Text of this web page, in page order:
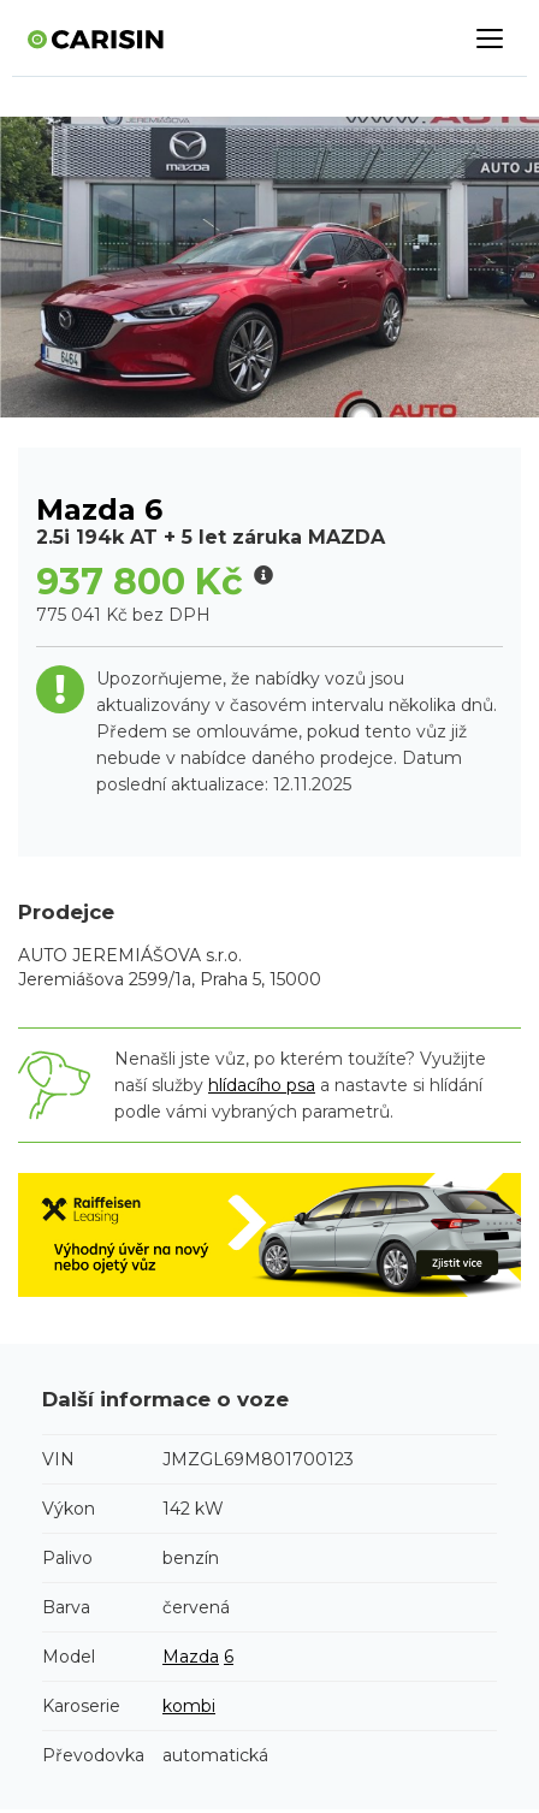
Mazda 6
2.5i 194k AT + 5 let záruka MAZDA
937 800 Kč
775 041 Kč bez DPH
Upozorňujeme, že nabídky vozů jsou
aktualizovány v časovém intervalu několika dnů.
Předem se omlouváme, pokud tento vůz již
nebude v nabídce daného prodejce. Datum
poslední aktualizace: 12.11.2025
Prodejce
AUTO JEREMIÁŠOVA s.r.o.
Jeremiášova 2599/1a, Praha 5, 15000
Nenašli jste vůz, po kterém toužíte? Využijte
naší služby hlídacího psa a nastavte si hlídání
podle vámi vybraných parametrů.
Další informace o voze
VIN JMZGL69M801700123
Výkon 142 kW
Palivo benzín
Barva červená
Model Mazda 6
Karoserie kombi
Převodovka automatická